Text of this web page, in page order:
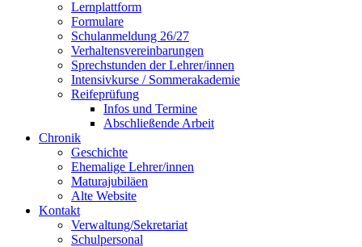
Lernplattform
Formulare
Schulanmeldung 26/27
Verhaltensvereinbarungen
Sprechstunden der Lehrer/innen
Intensivkurse / Sommerakademie
Reifeprüfung
Infos und Termine
Abschließende Arbeit
Chronik
Geschichte
Ehemalige Lehrer/innen
Maturajubiläen
Alte Website
Kontakt
Verwaltung/Sekretariat
Schulpersonal